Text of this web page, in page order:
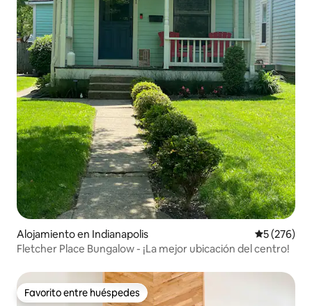
Alojamiento en Indianapolis
5 (276)
Fletcher Place Bungalow - ¡La mejor ubicación del centro!
Favorito entre huéspedes
Favorito entre huéspedes